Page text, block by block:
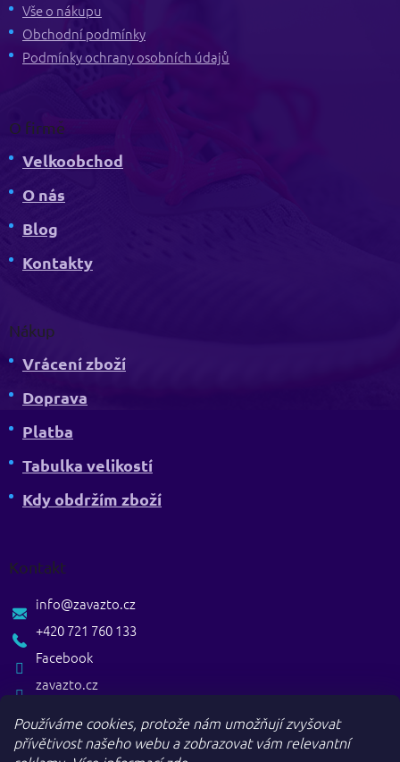
Používáme cookies, protože nám umožňují zvyšovat
přívětivost našeho webu a zobrazovat vám relevantní
Vše o nákupu
Obchodní podmínky
Podmínky ochrany osobních údajů
O firmě
Velkoobchod
O nás
Blog
Kontakty
Nákup
Vrácení zboží
Doprava
Platba
Tabulka velikostí
Kdy obdržím zboží
Kontakt
zavazto.cz
info@zavazto.cz
+420 721 760 133
Facebook